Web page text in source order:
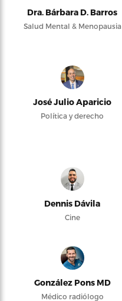
Dra. Bárbara D. Barros
Salud Mental & Menopausia
José Julio Aparicio
Política y derecho
Dennis Dávila
Cine
González Pons MD
Médico radiólogo